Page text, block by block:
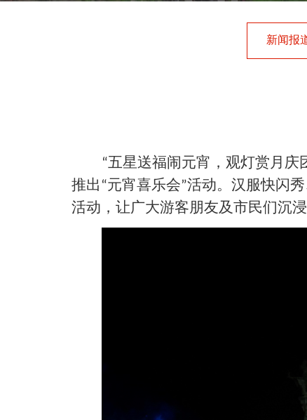
新闻报
“五星送福闹元宵，观灯赏月庆
推出 “元宵喜乐会”活动。汉服快闪
活动，让广大游客朋友及市民们沉